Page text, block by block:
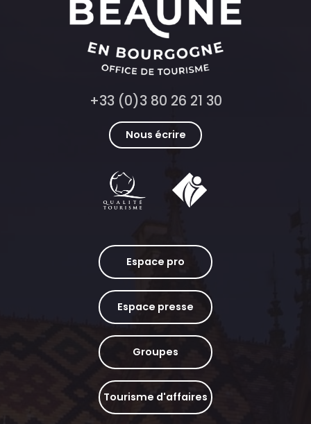
+33 (0)3 80 26 21 30
Nous écrire
Espace pro
Espace presse
Groupes
Tourisme d'affaires